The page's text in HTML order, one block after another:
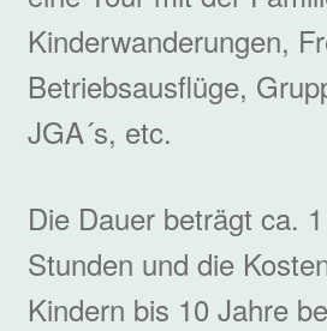
Kinderwanderungen,
Betriebsausflüge,
JGA´s, etc.
Die Dauer beträgt ca.
Stunden und die
Kindern bis 10 Jahre